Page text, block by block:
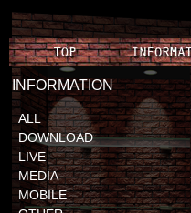
INFORMATION
ALL
DOWNLOAD
LIVE
MEDIA
MOBILE